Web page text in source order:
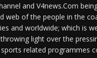
and V4news.Com
web of the people in the
and worldwide; which is
light over the
related programmes